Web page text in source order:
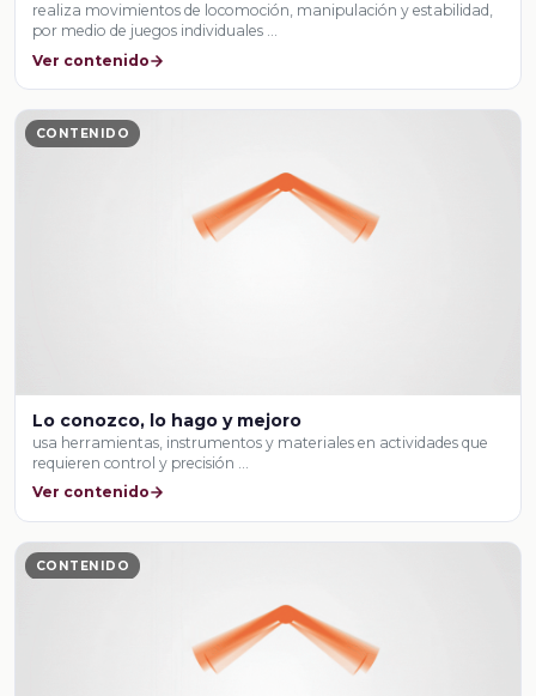
realiza movimientos de locomoción, manipulación y estabilidad,
por medio de juegos individuales …
Ver contenido
CONTENIDO
Lo conozco, lo hago y mejoro
usa herramientas, instrumentos y materiales en actividades que
requieren control y precisión …
Ver contenido
CONTENIDO